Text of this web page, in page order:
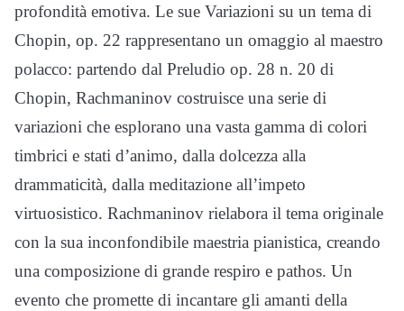
profondità emotiva. Le sue Variazioni su un tema di
Chopin, op. 22 rappresentano un omaggio al maestro
polacco: partendo dal Preludio op. 28 n. 20 di
Chopin, Rachmaninov costruisce una serie di
variazioni che esplorano una vasta gamma di colori
timbrici e stati d’animo, dalla dolcezza alla
drammaticità, dalla meditazione all’impeto
virtuosistico. Rachmaninov rielabora il tema originale
con la sua inconfondibile maestria pianistica, creando
una composizione di grande respiro e pathos. Un
evento che promette di incantare gli amanti della